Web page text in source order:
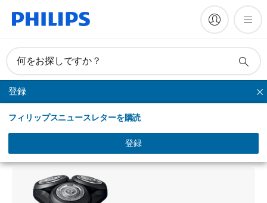
何をお探しですか？
登録
フィリップスニュースレターを購読
登録
シリーズシェーバー
ウェット＆ドライ電気シェーバー